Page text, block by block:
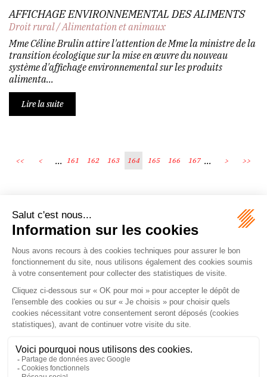
AFFICHAGE ENVIRONNEMENTAL DES ALIMENTS
Droit rural/Alimentation et animaux
Mme Céline Brulin attire l'attention de Mme la ministre de la
transition écologique sur la mise en œuvre du nouveau
système d'affichage environnemental sur les produits
alimenta...
Lire la suite
<< < ... 161 162 163 164 165 166 167 ... > >>
Écosystème
Carrières
Honoraires
Contacts
Mentions légales
Plan du site
Espace client